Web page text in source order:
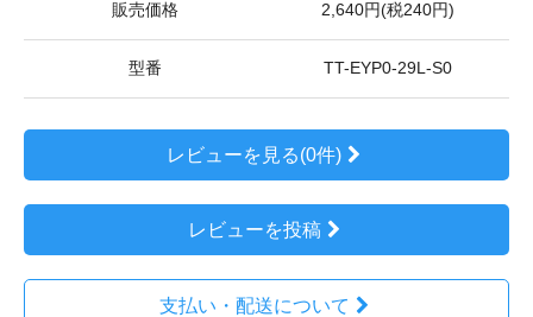
販売価格 2,640円(税240円)
型番 TT-EYP0-29L-S0
レビューを見る(0件)
レビューを投稿
支払い・配送について